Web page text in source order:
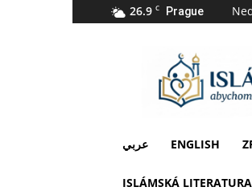
26.9 C Prague
عربي ENGLISH
ISLÁMSKÁ